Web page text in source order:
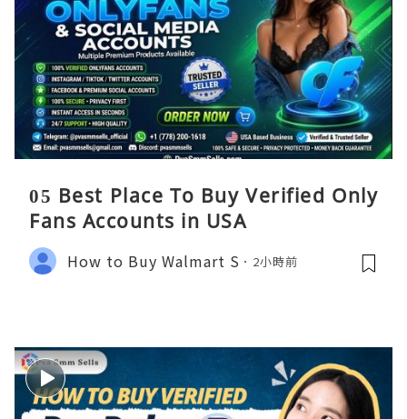
05 Best Place To Buy Verified Only
Fans Accounts in USA
How to Buy Walmart S 2小時前